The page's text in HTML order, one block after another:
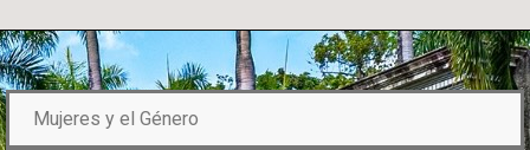
Mujeres y el Género